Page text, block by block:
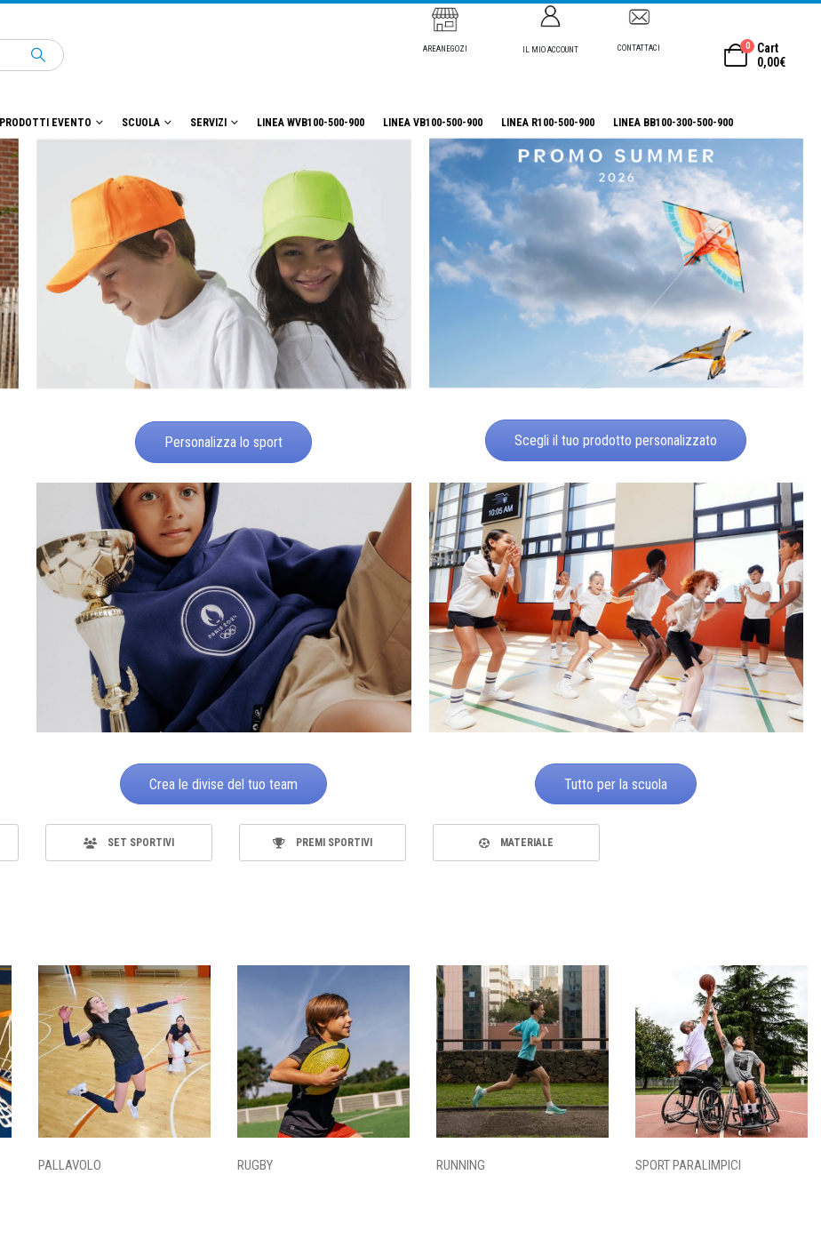
AREANEGOZI IL MIO ACCOUNT CONTATTACI 0
Cart
0,00€
PRODOTTI EVENTO SCUOLA SERVIZI LINEA WVB100-500-900 LINEA VB100-500-900 LINEA R100-500-900 LINEA BB100-300-500-900
Personalizza lo sport Scegli il tuo prodotto personalizzato
Crea le divise del tuo team Tutto per la scuola
SET SPORTIVI PREMI SPORTIVI MATERIALE
PALLAVOLO RUGBY RUNNING SPORT PARALIMPICI